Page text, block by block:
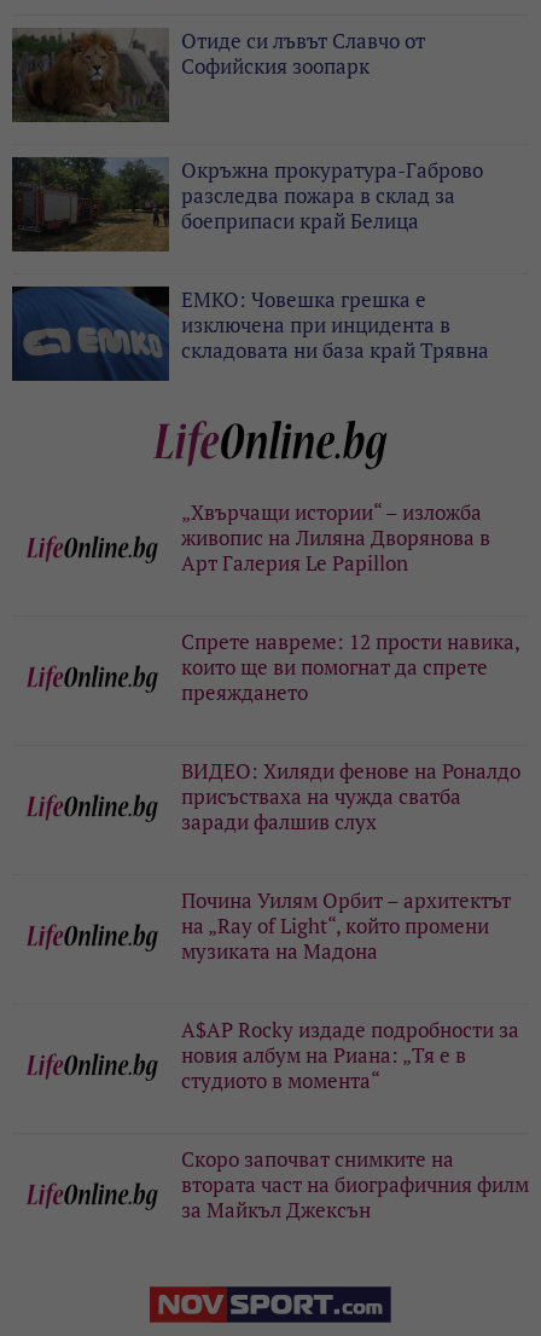
Отиде си лъвът Славчо от
Софийския зоопарк
Окръжна прокуратура-Габрово
разследва пожара в склад за
боеприпаси край Белица
ЕМКО: Човешка грешка е
изключена при инцидента в
складовата ни база край Трявна
„Хвърчащи истории“ – изложба
живопис на Лиляна Дворянова в
Арт Галерия Le Papillon
Спрете навреме: 12 прости навика,
които ще ви помогнат да спрете
преяждането
ВИДЕО: Хиляди фенове на Роналдо
присъстваха на чужда сватба
заради фалшив слух
Почина Уилям Орбит – архитектът
на „Ray of Light“, който промени
музиката на Мадона
A$AP Rocky издаде подробности за
новия албум на Риана: „Тя е в
студиото в момента“
Скоро започват снимките на
втората част на биографичния филм
за Майкъл Джексън